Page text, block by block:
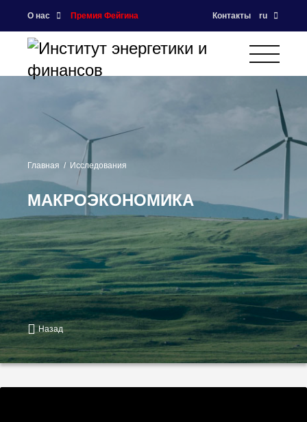
О нас Премия Фейгина Контакты ru
Главная Исследования
МАКРОЭКОНОМИКА
Назад